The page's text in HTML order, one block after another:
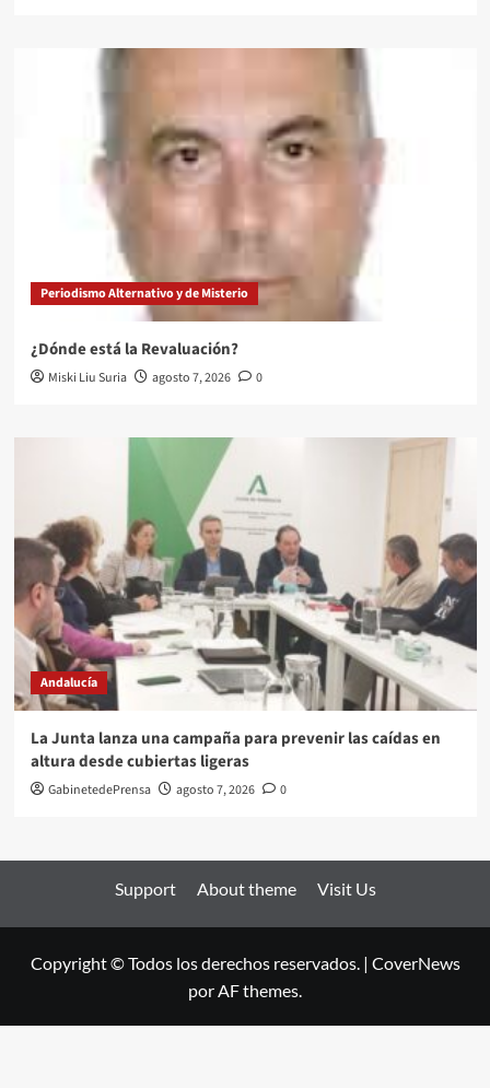
Periodismo Alternativo y de Misterio
¿Dónde está la Revaluación?
Miski Liu Suria agosto 7, 2026 0
Andalucía
La Junta lanza una campaña para prevenir las caídas en
altura desde cubiertas ligeras
GabinetedePrensa agosto 7, 2026 0
Support About theme Visit Us
Copyright © Todos los derechos reservados. | CoverNews
por AF themes.